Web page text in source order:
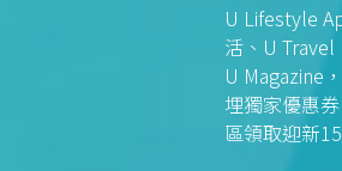
U Lifestyle
活、U
U Magazine
埋獨家優惠
區領取迎新